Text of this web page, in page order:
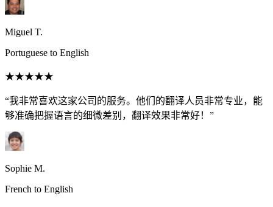
Miguel T.
Portuguese to English
★★★★★
“我非常喜欢这家公司的服务。他们的翻译人员非常专业，能
够准确把握语言的细微差别，翻译效果非常好！”
Sophie M.
French to English